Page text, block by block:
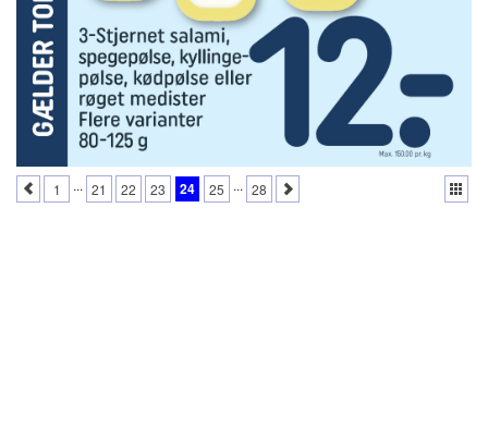
1 ... 21 22 23 24 25 ... 28